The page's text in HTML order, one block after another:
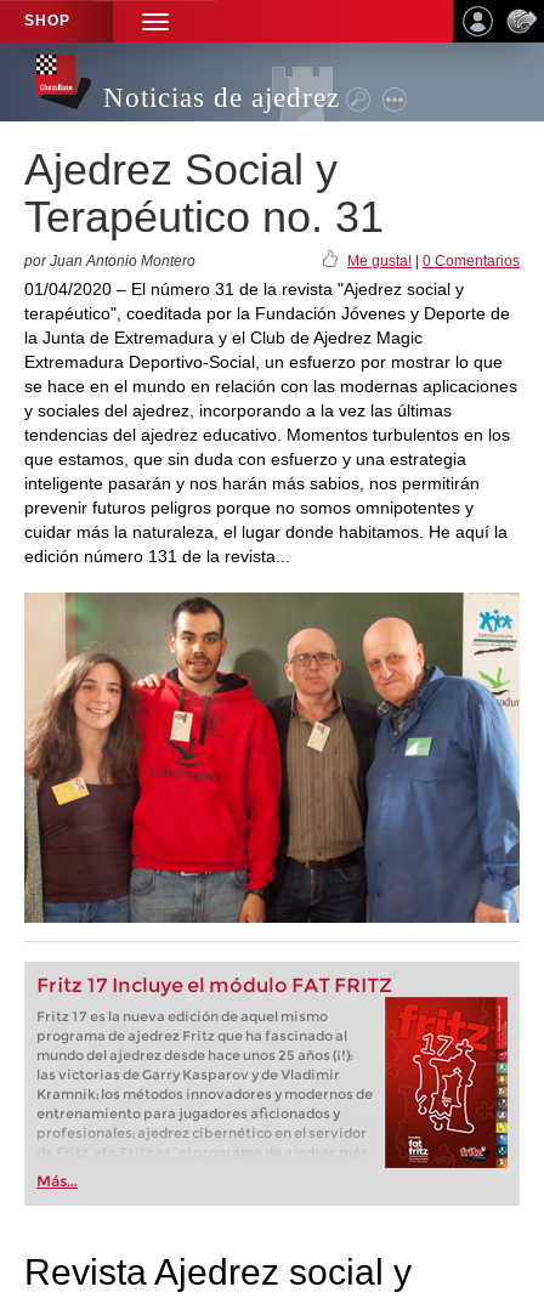
SHOP
TOGGLE
NAVIGATION
Noticias de ajedrez
Ajedrez Social y
Terapéutico no. 31
por Juan Antonio Montero Me gusta! 0 Comentarios
01/04/2020 – El número 31 de la revista "Ajedrez social y
terapéutico", coeditada por la Fundación Jóvenes y Deporte de
la Junta de Extremadura y el Club de Ajedrez Magic
Extremadura Deportivo-Social, un esfuerzo por mostrar lo que
se hace en el mundo en relación con las modernas aplicaciones
y sociales del ajedrez, incorporando a la vez las últimas
tendencias del ajedrez educativo. Momentos turbulentos en los
que estamos, que sin duda con esfuerzo y una estrategia
inteligente pasarán y nos harán más sabios, nos permitirán
prevenir futuros peligros porque no somos omnipotentes y
cuidar más la naturaleza, el lugar donde habitamos. He aquí la
edición número 131 de la revista...
Fritz 17 Incluye el módulo FAT FRITZ
Fritz 17 es la nueva edición de aquel mismo
programa de ajedrez Fritz que ha fascinado al
mundo del ajedrez desde hace unos 25 años (¡!):
las victorias de Garry Kasparov y de Vladimir
Kramnik; los métodos innovadores y modernos de
entrenamiento para jugadores aficionados y
profesionales; ajedrez cibernético en el servidor
popular de Alemania” (Der Spiegel) y ofrece todo
lo que necesita el ajedrecista. La novedad más
espectacular: Fritz 17 incluye el módulo basado
Más...
Revista Ajedrez social y